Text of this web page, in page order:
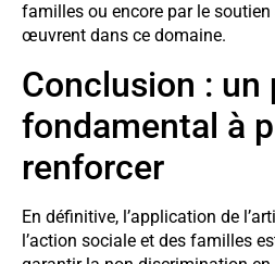
familles ou encore par le
œuvrent dans ce domaine.
Conclusion : un
fondamental à
renforcer
En définitive, l’application de
l’action sociale et des familles